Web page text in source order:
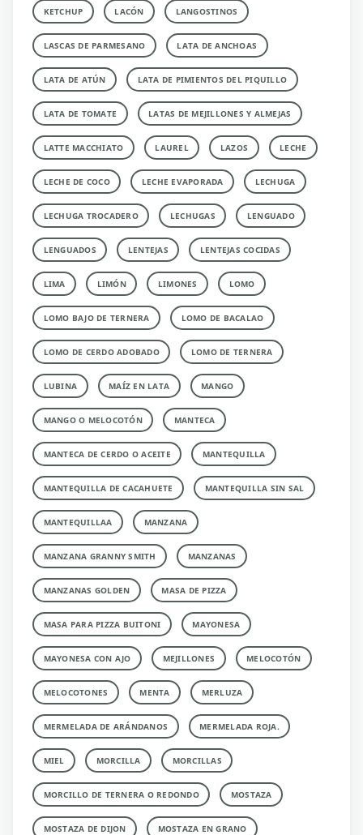
KETCHUP LACÓN LANGOSTINOS
LASCAS DE PARMESANO LATA DE ANCHOAS
LATA DE ATÚN LATA DE PIMIENTOS DEL PIQUILLO
LATA DE TOMATE LATAS DE MEJILLONES Y ALMEJAS
LATTE MACCHIATO LAUREL LAZOS LECHE
LECHE DE COCO LECHE EVAPORADA LECHUGA
LECHUGA TROCADERO LECHUGAS LENGUADO
LENGUADOS LENTEJAS LENTEJAS COCIDAS
LIMA LIMÓN LIMONES LOMO
LOMO BAJO DE TERNERA LOMO DE BACALAO
LOMO DE CERDO ADOBADO LOMO DE TERNERA
LUBINA MAÍZ EN LATA MANGO
MANGO O MELOCOTÓN MANTECA
MANTECA DE CERDO O ACEITE MANTEQUILLA
MANTEQUILLA DE CACAHUETE MANTEQUILLA SIN SAL
MANTEQUILLAA MANZANA
MANZANA GRANNY SMITH MANZANAS
MANZANAS GOLDEN MASA DE PIZZA
MASA PARA PIZZA BUITONI MAYONESA
MAYONESA CON AJO MEJILLONES MELOCOTÓN
MELOCOTONES MENTA MERLUZA
MERMELADA DE ARÁNDANOS MERMELADA ROJA.
MIEL MORCILLA MORCILLAS
MORCILLO DE TERNERA O REDONDO MOSTAZA
MOSTAZA DE DIJON MOSTAZA EN GRANO